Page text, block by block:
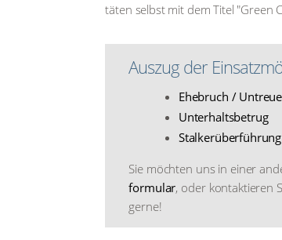
tä­ten selbst mit dem Titel "Green
Aus­zug der
Ehe­bruch / Untreue
Unter­halts­be­trug
Stal­ker­über­füh­rung
Sie möch­ten uns in einer
for­mu­lar, oder kon­tak­tie­ren
ger­ne!